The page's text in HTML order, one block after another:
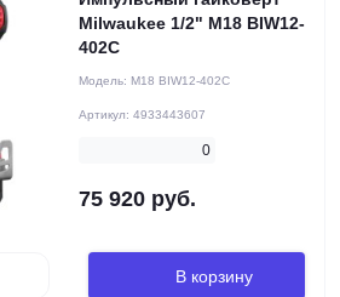
Milwaukee 1/2" M18 BIW12-
402C
Модель: M18 BIW12-402C
Артикул: 4933443607
0
75 920 руб.
В корзину